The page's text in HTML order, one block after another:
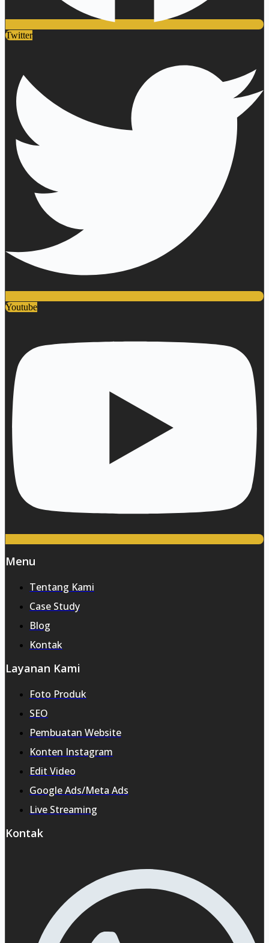
Twitter
Youtube
Menu
Tentang Kami
Case Study
Blog
Kontak
Layanan Kami
Foto Produk
SEO
Pembuatan Website
Konten Instagram
Edit Video
Google Ads/Meta Ads
Live Streaming
Kontak